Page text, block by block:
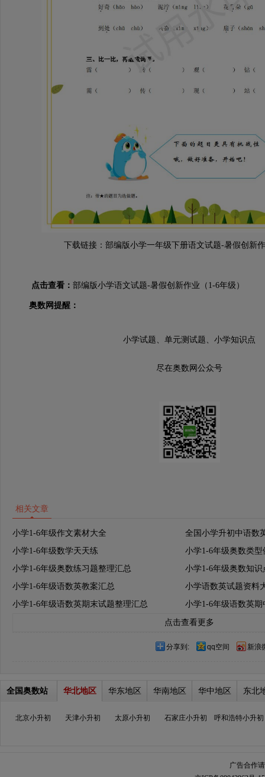
下载链接： 部编版小学一年级下册语文试题-暑假创新
点击查看： 部编版小学语文试题-暑假创新作业（1-6年级）
奥数网提醒：
小学试题、单元测试题、小学知识点
尽在奥数网公众号
相关文章
小学1-6年级作文素材大全
全国小学升初中语数
小学1-6年级数学天天练
小学1-6年级奥数类
小学1-6年级奥数练习题整理汇总
小学1-6年级奥数知识
小学1-6年级语数英教案汇总
小学语数英试题资料
小学1-6年级语数英期末试题整理汇总
小学1-6年级语数英
点击查看更多
分享到: qq空间 新浪
全国奥数站 华北地区 华东地区 华南地区 华中地区 东北
北京小升初 天津小升初 太原小升初 石家庄小升初 呼和浩特小升初
广告合作